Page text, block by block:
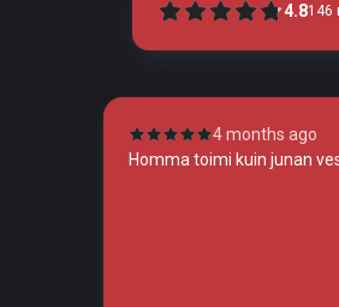
4.8146
4 months ago
Homma toimi kuin junan